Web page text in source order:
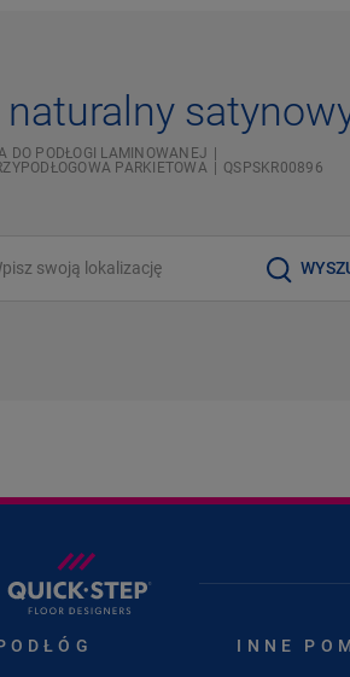
naturalny
DO PODŁOGI LAMINOWANEJ
PARKIETOWA
QSPSKR00896
INNE